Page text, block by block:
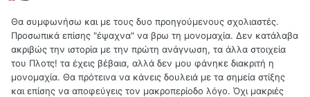
Θα συμφωνήσω και με τους δυο προηγούμενους σχολιαστές.
Προσωπικά επίσης "έψαχνα" να βρω τη μονομαχία. Δεν κατάλαβα
ακριβώς την ιστορία με την πρώτη ανάγνωση, τα άλλα στοιχεία
του Πλοτς! τα έχεις βέβαια, αλλά δεν μου φάνηκε διακριτή η
μονομαχία. Θα πρότεινα να κάνεις δουλειά με τα σημεία στίξης
και επίσης να αποφεύγεις τον μακροπερίοδο λόγο. Όχι μακριές